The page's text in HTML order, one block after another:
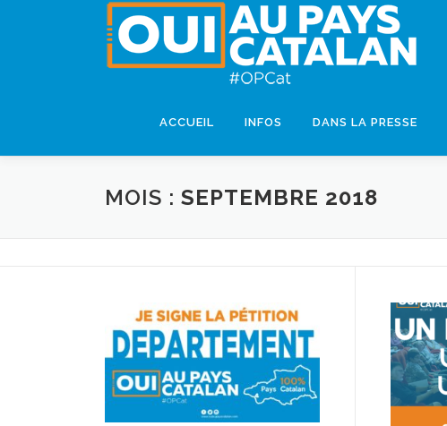
ACCUEIL INFOS DANS LA PRESSE
MOIS : SEPTEMBRE 2018